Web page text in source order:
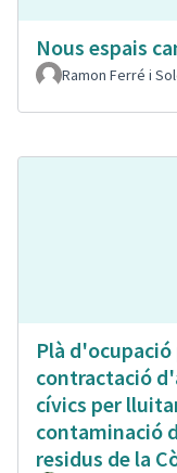
Nous espais
Ramon Ferré i
Plà d'ocupació
contractació
cívics per
contaminació
residus de la